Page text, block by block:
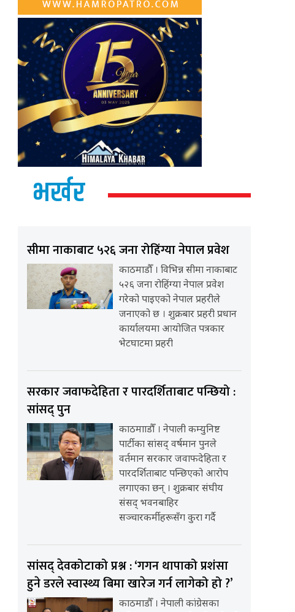
भर्खर
सीमा नाकाबाट ५२६ जना रोहिंग्या नेपाल प्रवेश
काठमाडौँ । विभिन्न सीमा नाकाबाट
५२६ जना रोहिंग्या नेपाल प्रवेश
गरेको पाइएको नेपाल प्रहरीले
जनाएको छ । शुक्रबार प्रहरी प्रधान
कार्यालयमा आयोजित पत्रकार
भेटघाटमा प्रहरी
सरकार जवाफदेहिता र पारदर्शिताबाट पन्छियो :
सांसद् पुन
काठमााडौँ । नेपाली कम्युनिष्ट
पार्टीका सांसद् वर्षमान पुनले
वर्तमान सरकार जवाफदेहिता र
पारदर्शिताबाट पन्छिएको आरोप
लगाएका छन् । शुक्रबार संघीय
संसद् भवनबाहिर
सञ्चारकर्मीहरूसँग कुरा गर्दै
सांसद् देवकोटाको प्रश्न : ‘गगन थापाको प्रशंसा
हुने डरले स्वास्थ्य बिमा खारेज गर्न लागेको हो ?’
काठमाडौँ । नेपाली कांग्रेसका